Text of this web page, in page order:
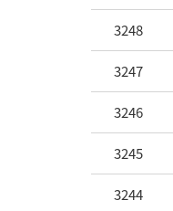
3248
3247
3246
3245
3244